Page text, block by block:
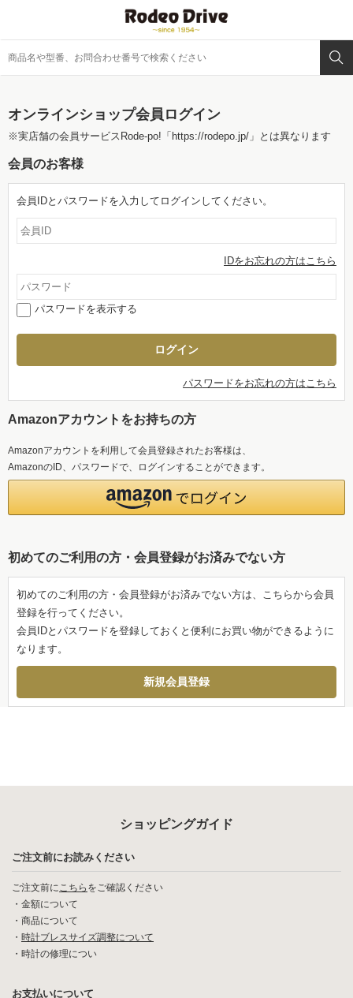
オンラインショップ会員ログイン
※実店舗の会員サービスRode-po! 「https://rodepo.jp/」 とは異なります
会員のお客様
会員IDとパスワードを入力してログインしてください。
IDをお忘れの方はこちら
パスワードを表示する
パスワードをお忘れの方はこちら
Amazonアカウントをお持ちの方
Amazonアカウントを利用して会員登録されたお客様は、
AmazonのID、パスワードで、ログインすることができます。
初めてのご利用の方・会員登録がお済みでない方
初めてのご利用の方・会員登録がお済みでない方は、こちらから会員
登録を行ってください。
会員IDとパスワードを登録しておくと便利にお買い物ができるように
なります。
ショッピングガイド
ご注文前にお読みください
ご注文前にこちら をご確認ください
・ 金額について
・ 商品について
・ 時計ブレスサイズ調整について
・ 時計の修理につい
お支払いについて